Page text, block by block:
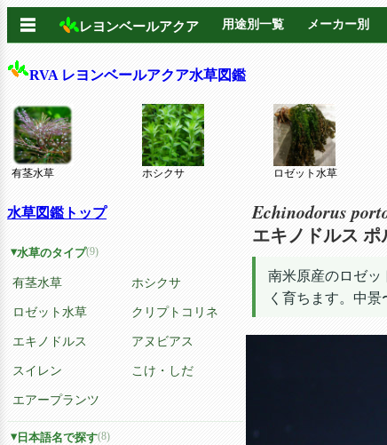
☰ レヨンベールアクア 用途別一覧 メーカー別
RVA レヨンベールアクア水草図鑑
有茎水草 ホシクサ ロゼット水草
Echinodorus
エキノドルス
南米原産のロゼッ
く育ちます。中景
水草図鑑トップ
水草のタイプ(9)
有茎水草 ホシクサ
ロゼット水草 クリプトコリネ
エキノドルス アヌビアス
スイレン こけ・しだ
エアープランツ
日本語名で探す(8)